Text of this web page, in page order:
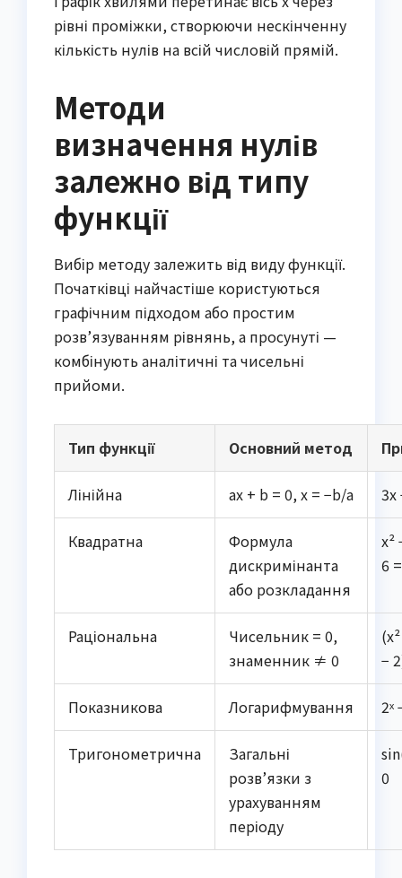
рівні проміжки, створюючи нескінченну
кількість нулів на всій числовій прямій.
Методи
визначення нулів
залежно від типу
функції
Вибір методу залежить від виду функції.
Початківці найчастіше користуються
графічним підходом або простим
розв’язуванням рівнянь, а просунуті —
комбінують аналітичні та чисельні
прийоми.
Тип функції Основний метод
Лінійна ax + b = 0, x = −b/a 3x
Квадратна
Формула
дискримінанта
або розкладання
x²
6
Раціональна
Чисельник = 0,
знаменник ≠ 0
−
Показникова Логарифмування 2ˣ
Тригонометрична
Загальні
розв’язки з
урахуванням
періоду
0